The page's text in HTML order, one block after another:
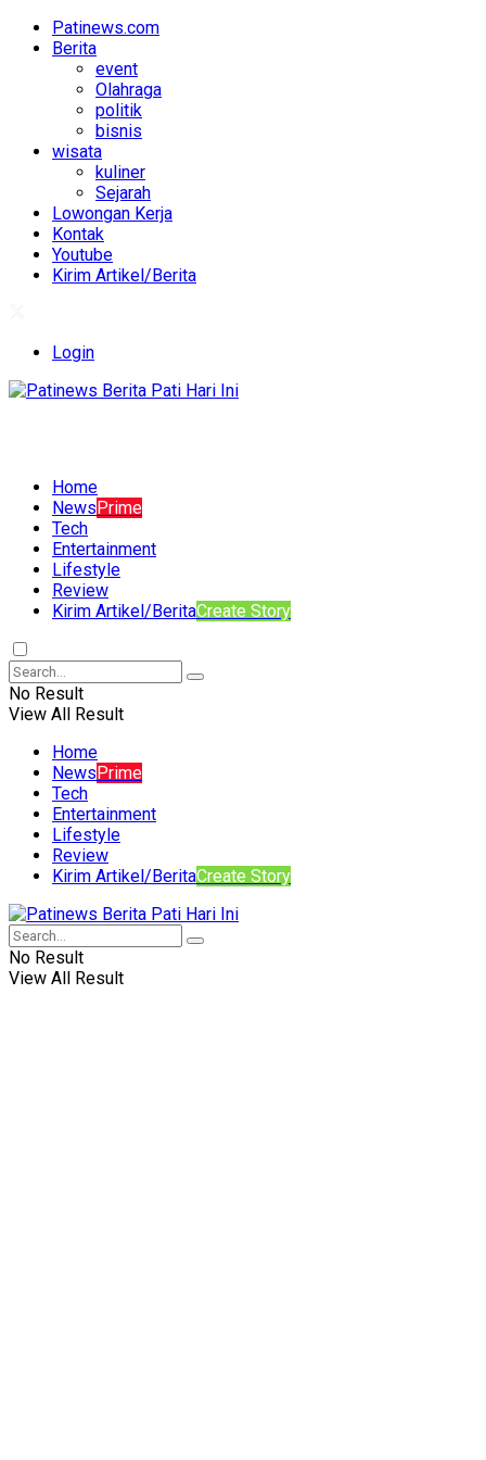
Patinews.com
Berita
event
Olahraga
politik
bisnis
wisata
kuliner
Sejarah
Lowongan Kerja
Kontak
Youtube
Kirim Artikel/Berita
Login
Home
NewsPrime
Tech
Entertainment
Lifestyle
Review
Kirim Artikel/BeritaCreate Story
No Result
View All Result
Home
NewsPrime
Tech
Entertainment
Lifestyle
Review
Kirim Artikel/BeritaCreate Story
No Result
View All Result